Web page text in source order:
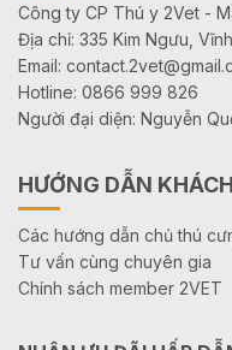
Công ty CP Thú y 2Vet -
Địa chỉ: 335 Kim Ngưu,
Email:
Hotline: 0866 999 826
Người đại diện: Nguyễn
HƯỚNG DẪN
Các hướng dẫn chủ thú
Tư vấn cùng chuyên gia
Chính sách member 2VET